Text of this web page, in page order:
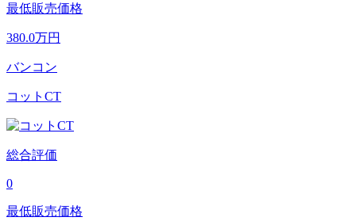
最低販売価格
380.0万円
バンコン
コットCT
総合評価
0
最低販売価格